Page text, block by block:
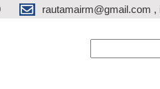
rautamairm@gmail.com